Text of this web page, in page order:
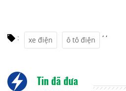
: xe điện
,
ô tô điện
,
Tin đã đưa